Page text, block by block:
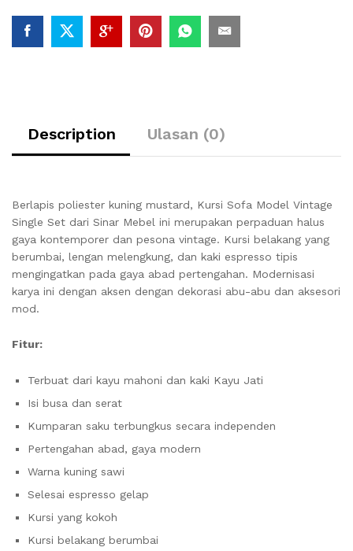
Description Ulasan (0)
Berlapis poliester kuning mustard, Kursi Sofa Model Vintage
Single Set dari Sinar Mebel ini merupakan perpaduan halus
gaya kontemporer dan pesona vintage. Kursi belakang yang
berumbai, lengan melengkung, dan kaki espresso tipis
mengingatkan pada gaya abad pertengahan. Modernisasi
karya ini dengan aksen dengan dekorasi abu-abu dan aksesori
mod.
Fitur:
Terbuat dari kayu mahoni dan kaki Kayu Jati
Isi busa dan serat
Kumparan saku terbungkus secara independen
Pertengahan abad, gaya modern
Warna kuning sawi
Selesai espresso gelap
Kursi yang kokoh
Kursi belakang berumbai